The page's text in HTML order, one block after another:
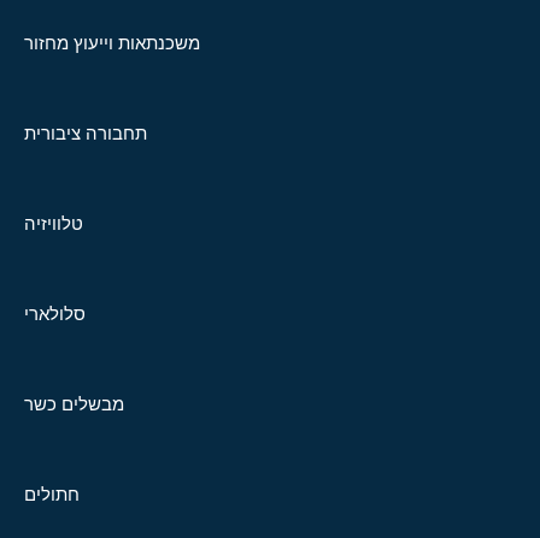
משכנתאות וייעוץ מחזור
תחבורה ציבורית
טלוויזיה
סלולארי
מבשלים כשר
חתולים